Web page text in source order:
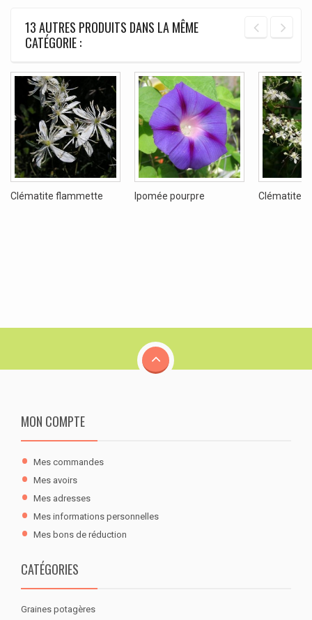
13 AUTRES PRODUITS DANS LA MÊME
CATÉGORIE :
Clématite flammette Ipomée pourpre Clématite
MON COMPTE
Mes commandes
Mes avoirs
Mes adresses
Mes informations personnelles
Mes bons de réduction
CATÉGORIES
Graines potagères